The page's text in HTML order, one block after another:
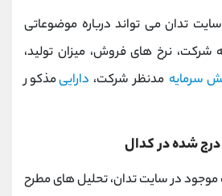
تدان می تواند درباره موضوعاتی
نرخ های فروش، میزان تولید،
سرمایه مدنظر شرکت، داراییمذکور
موجود در سایت تدان، تحلیل های مطرح